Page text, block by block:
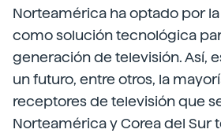
Norteamérica ha optado por
como solución tecnológica
generación de televisión. Así,
un futuro, entre otros, la
receptores de televisión que
Norteamérica y Corea del Sur